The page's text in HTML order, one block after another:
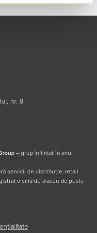
nr. 8,
– grup înființat în anul
servicii de distribuție, retail
o cifră de afaceri de peste